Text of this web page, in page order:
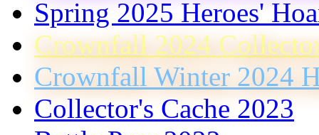
Spring 2025 Heroes'
Crownfall 2024
Crownfall Winter 2024
Collector's Cache 2023